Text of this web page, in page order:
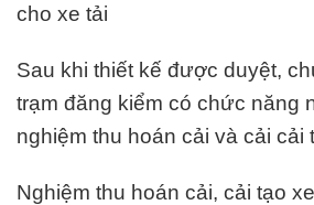
cho xe tải
Sau khi thiết kế được duyệt,
trạm đăng kiểm có chức năng
nghiệm thu hoán cải và cải cải
Nghiệm thu hoán cải, cải tạo